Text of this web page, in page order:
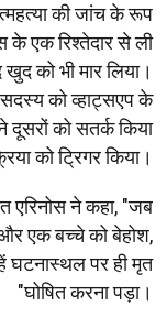
की जांच के रूप
के एक रिश्तेदार से ली
को भी मार लिया।
को व्हाट्सएप के
को सतर्क किया
को ट्रिगर किया।
एरिनोस ने कहा, "जब
एक बच्चे को बेहोश,
घटनास्थल पर ही मृत
घोषित करना पड़ा।"